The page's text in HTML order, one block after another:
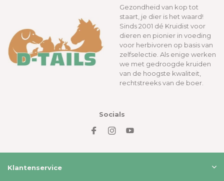
Gezondheid van kop tot
staart, je dier is het waard!
Sinds 2001 dé Kruidist voor
dieren en pionier in voeding
voor herbivoren op basis van
zelfselectie. Als enige werken
we met gedroogde kruiden
van de hoogste kwaliteit,
rechtstreeks van de boer.
Socials
Klantenservice